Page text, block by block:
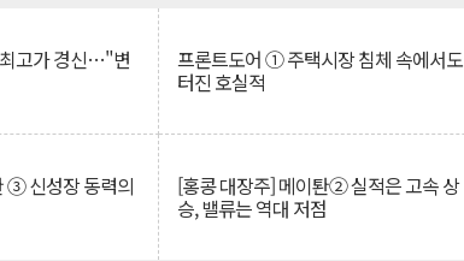
고가 경신…"변 프론트도어 ① 주택시장 침체 속에서도
터진 호실적
③ 신성장 동력의 [홍콩 대장주] 메이퇀② 실적은 고속 상
승, 밸류는 역대 저점